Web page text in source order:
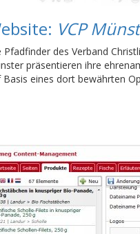
VCP
Pfadfinder des Verband
präsentieren ihre
Basis eines dort bewährten